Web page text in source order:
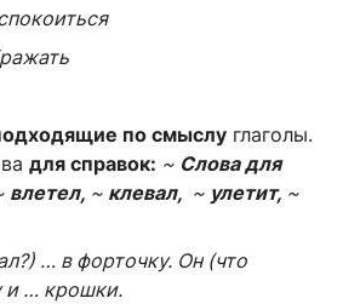
по смыслу глаголы.
для справок: ~ Слова для
влетел, ~ клевал, ~ улетит, ~
… в форточку. Он (что
и … крошки.